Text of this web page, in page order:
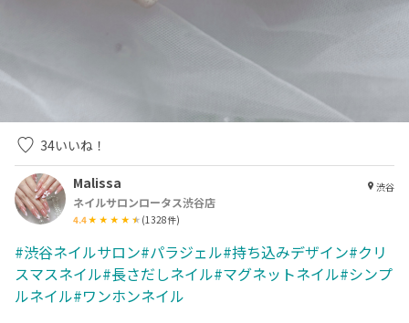
34いいね！
Malissa
ネイルサロンロータス渋谷店
4.4 (1328件)
渋谷
#渋谷ネイルサロン#パラジェル#持ち込みデザイン#クリ
スマスネイル#長さだしネイル#マグネットネイル#シンプ
ルネイル#ワンホンネイル